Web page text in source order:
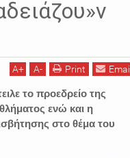
A+ A- Print Email
το προεδρείο της
ενώ και η
στο θέμα του